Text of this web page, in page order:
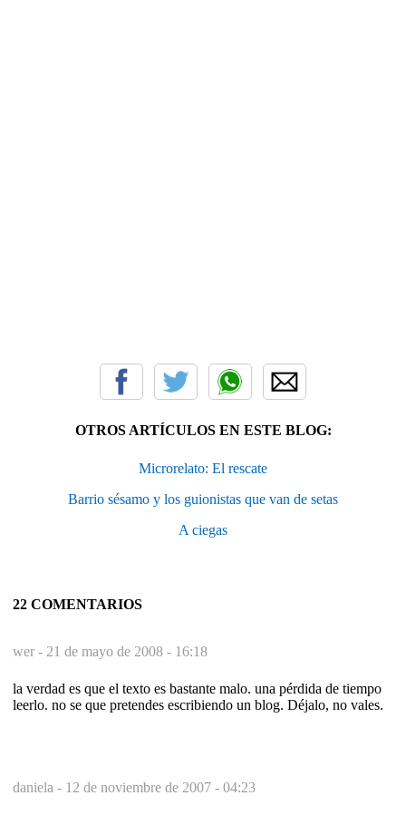
OTROS ARTÍCULOS EN ESTE BLOG:
Microrelato: El rescate
Barrio sésamo y los guionistas que van de setas
A ciegas
22 COMENTARIOS
wer - 21 de mayo de 2008 - 16:18
la verdad es que el texto es bastante malo. una pérdida de tiempo
leerlo. no se que pretendes escribiendo un blog. Déjalo, no vales.
daniela - 12 de noviembre de 2007 - 04:23